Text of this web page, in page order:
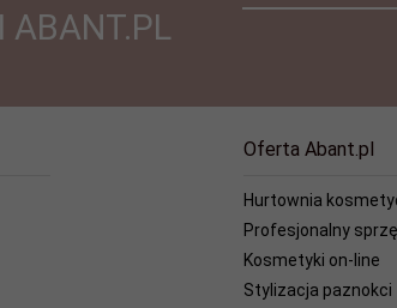
ABANT.PL
Oferta Abant.pl
Hurtownia
Profesjonalny
Kosmetyki on-line
Stylizacja paznokci